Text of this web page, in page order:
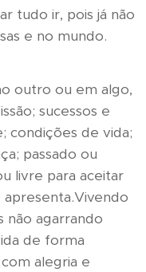
tudo ir, pois já não
e no mundo.
outro ou em algo,
sucessos e
condições de vida;
passado ou
livre para aceitar
não agarrando
de forma
alegria e